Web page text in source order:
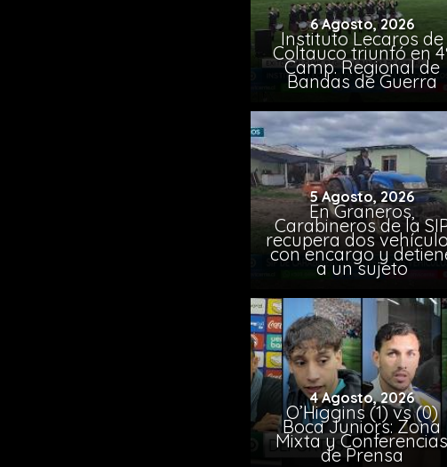
6 Agosto, 2026
Instituto Lecaros de
Coltauco triunfó en
Camp. Regional de
Bandas de Guerra
5 Agosto, 2026
En Graneros,
Carabineros de la
recupera dos
con encargo y
a un sujeto
4 Agosto, 2026
O’Higgins (1) vs (0)
Boca Juniors: Zona
Mixta y Conferencias
de Prensa